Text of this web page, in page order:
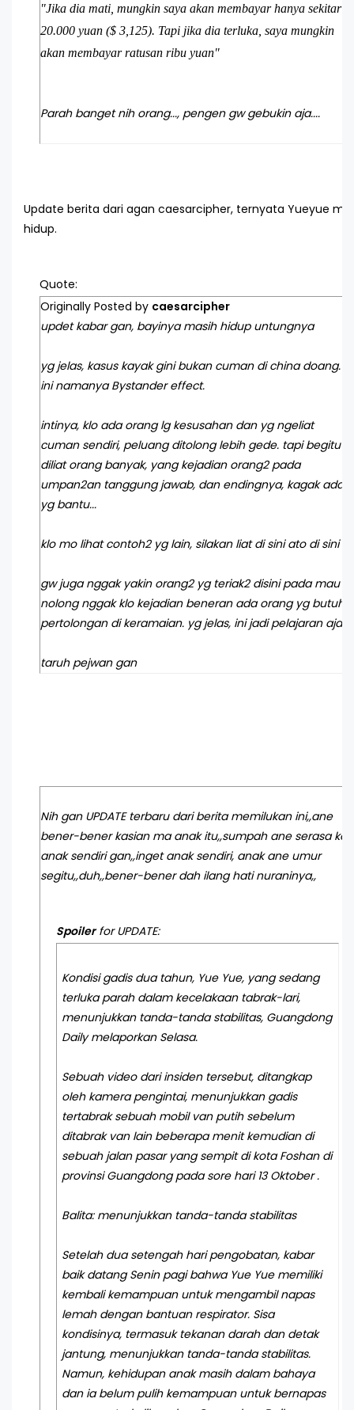
"Jika dia mati, mungkin saya akan membayar hanya sekitar
20.000 yuan ($ 3,125). Tapi jika dia terluka, saya mungkin
akan membayar ratusan ribu yuan"
Parah banget nih orang..., pengen gw gebukin aja....
Update berita dari agan caesarcipher, ternyata Yueyue
hidup.
Quote:
Originally Posted by caesarcipher
updet kabar gan, bayinya masih hidup untungnya
yg jelas, kasus kayak gini bukan cuman di china doang.
ini namanyaBystander effect.
intinya, klo ada orang lg kesusahan dan yg ngeliat
cuman sendiri, peluang ditolong lebih gede. tapi begitu
diliat orang banyak, yang kejadian orang2 pada
umpan2an tanggung jawab, dan endingnya, kagak ada
yg bantu...
klo mo lihat contoh2 yg lain, silakan liatdi siniato di sini
gw juga nggak yakin orang2 yg teriak2 disini pada mau
nolong nggak klo kejadian beneran ada orang yg butuh
pertolongan di keramaian. yg jelas, ini jadi pelajaran aja
taruh pejwan gan
Nih gan UPDATE terbaru dari berita memilukan ini,,ane
bener-bener kasian ma anak itu,,sumpah ane serasa ke
anak sendiri gan,,inget anak sendiri, anak ane umur
segitu,,duh,,bener-bener dah ilang hati nuraninya,,
SpoilerforUPDATE:
Kondisi gadis dua tahun, Yue Yue, yang sedang
terluka parah dalam kecelakaan tabrak-lari,
menunjukkan tanda-tanda stabilitas, Guangdong
Daily melaporkan Selasa.
Sebuah video dari insiden tersebut, ditangkap
oleh kamera pengintai, menunjukkan gadis
tertabrak sebuah mobil van putih sebelum
ditabrak van lain beberapa menit kemudian di
sebuah jalan pasar yang sempit di kota Foshan di
provinsi Guangdong pada sore hari 13 Oktober .
Balita: menunjukkan tanda-tanda stabilitas
Setelah dua setengah hari pengobatan, kabar
baik datang Senin pagi bahwa Yue Yue memiliki
kembali kemampuan untuk mengambil napas
lemah dengan bantuan respirator. Sisa
kondisinya, termasuk tekanan darah dan detak
jantung, menunjukkan tanda-tanda stabilitas.
Namun, kehidupan anak masih dalam bahaya
dan ia belum pulih kemampuan untuk bernapas